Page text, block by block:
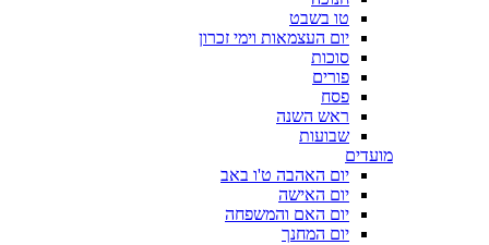
טו בשבט
יום העצמאות וימי זכרון
סוכות
פורים
פסח
ראש השנה
שבועות
מועדים
יום האהבה ט'ו באב
יום האישה
יום האם והמשפחה
יום המחנך